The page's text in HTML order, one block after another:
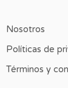
Nosotros
Políticas de
Términos y